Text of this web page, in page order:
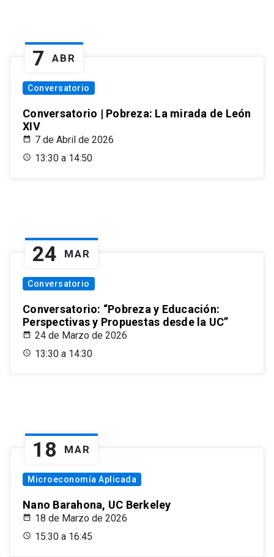
7 ABR
Conversatorio
Conversatorio | Pobreza: La mirada de León
XIV
7 de Abril de 2026
13:30 a 14:50
24 MAR
Conversatorio
Conversatorio: “Pobreza y Educación:
Perspectivas y Propuestas desde la UC”
24 de Marzo de 2026
13:30 a 14:30
18 MAR
Microeconomía Aplicada
Nano Barahona, UC Berkeley
18 de Marzo de 2026
15:30 a 16:45